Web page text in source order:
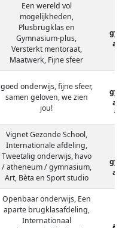
Een wereld vol
mogelijkheden,
Plusbrugklas en
Gymnasium-plus,
Versterkt mentoraat,
Maatwerk, Fijne sfeer
goed onderwijs, fijne sfeer,
samen geloven, we zien
jou!
Vignet Gezonde School,
Internationale afdeling,
Tweetalig onderwijs, havo
/ atheneum / gymnasium,
Art, Bèta en Sport studio
Openbaar onderwijs, Een
aparte brugklasafdeling,
Internationaal